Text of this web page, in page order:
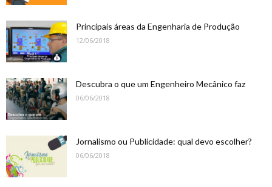
Principais áreas da Engenharia de Produção
12/06/2018
Descubra o que um Engenheiro Mecânico faz
06/06/2018
Jornalismo ou Publicidade: qual devo escolher?
06/06/2018